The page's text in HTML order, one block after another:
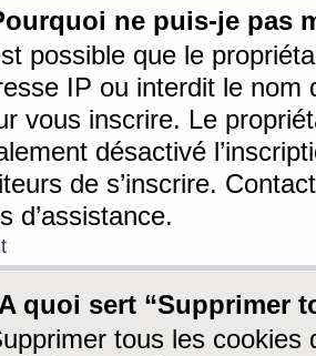
ne puis-je pas
possible que le
IP ou interdit le nom
vous inscrire. Le
désactivé
de s’inscrire.
d’assistance.
quoi sert “Supprimer
tous les cookies